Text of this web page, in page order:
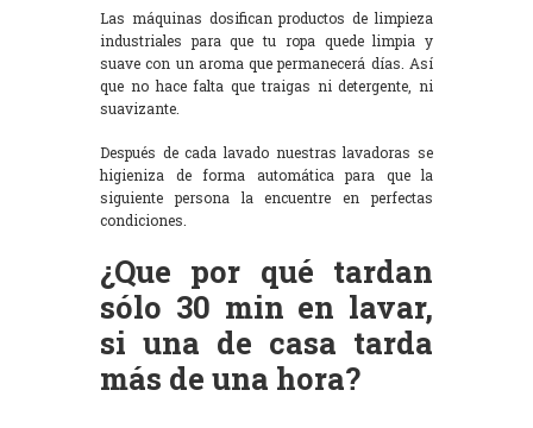
Las máquinas dosifican productos de limpieza
industriales para que tu ropa quede limpia y
suave con un aroma que permanecerá días. Así
que no hace falta que traigas ni detergente, ni
suavizante.
Después de cada lavado nuestras lavadoras se
higieniza de forma automática para que la
siguiente persona la encuentre en perfectas
condiciones.
¿Que por qué tardan
sólo 30 min en lavar,
si una de casa tarda
más de una hora?